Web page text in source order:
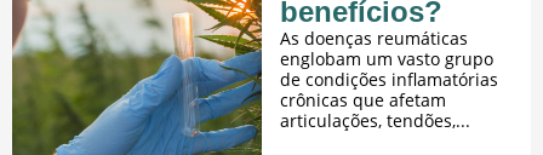
benefícios?
As doenças reumáticas
englobam um vasto grupo
de condições inflamatórias
crônicas que afetam
articulações, tendões,...